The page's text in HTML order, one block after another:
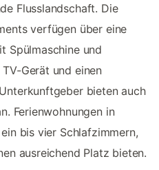
Flusslandschaft. Die
verfügen über eine
Spülmaschine und
Gerät und einen
bieten auch
Ferienwohnungen in
bis vier Schlafzimmern,
ausreichend Platz bieten.